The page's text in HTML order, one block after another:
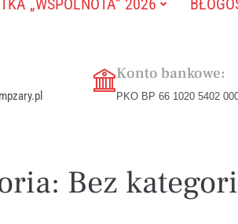
„WSPÓLNOTA” 2026
Konto bankowe:
PKO BP 66 1020 5402
Bez